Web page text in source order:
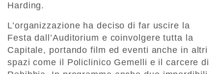
Harding.
L’organizzazione ha deciso di far uscire la
Festa dall’Auditorium e coinvolgere tutta la
Capitale, portando film ed eventi anche in altri
spazi come il Policlinico Gemelli e il carcere di